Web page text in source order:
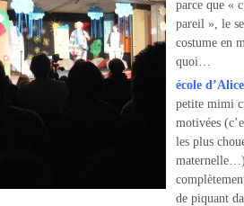
parce que «
pareil », le
costume en
quoi…
école d’Alice
petite mimi
motivées
les plus
de piquant